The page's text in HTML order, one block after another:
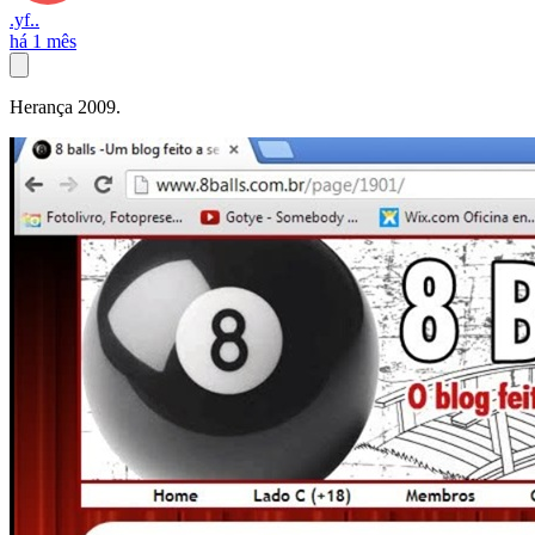
.yf..
há 1 mês
Herança 2009.